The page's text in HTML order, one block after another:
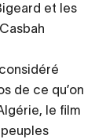
et les
de ce qu’on
le film